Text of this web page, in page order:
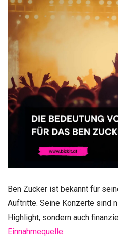
Ben Zucker ist bekannt für
Auftritte. Seine Konzerte sind
Highlight, sondern auch
Einnahmequelle.